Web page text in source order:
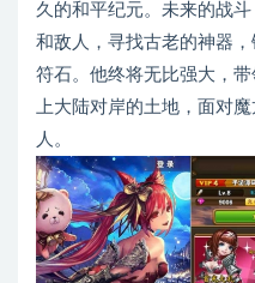
久的和平纪元。未来的战
和敌人，寻找古老的神器
符石。他终将无比强大，
上大陆对岸的土地，面对
人。